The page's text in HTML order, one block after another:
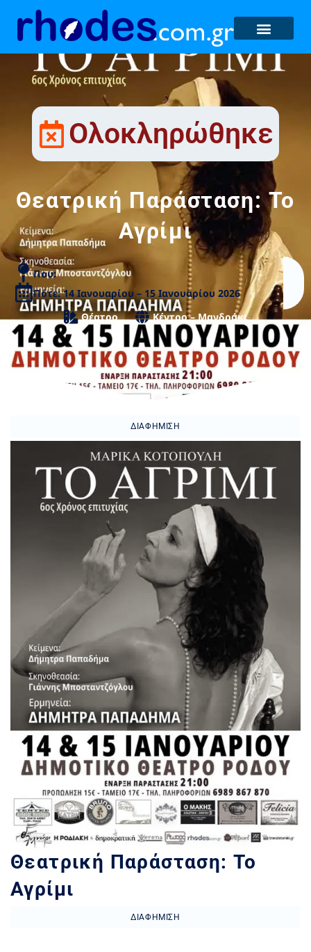
Ολοκληρώθηκε
Θεατρική Παράσταση: Το
Αγρίμι
Που:
Πότε: 14 Ιανουαρίου – 15 Ιανουαρίου 2026
Θέατρο
Κέντρο – Μανδράκι
ΔΙΑΦΉΜΙΣΗ
Θεατρική Παράσταση: Το
Αγρίμι
ΔΙΑΦΉΜΙΣΗ